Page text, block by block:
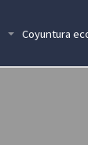
Coyuntura